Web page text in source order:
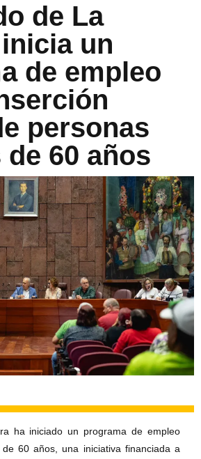
de La
un
de empleo
personas
60 años
ha iniciado un programa de empleo
60 años, una iniciativa financiada a